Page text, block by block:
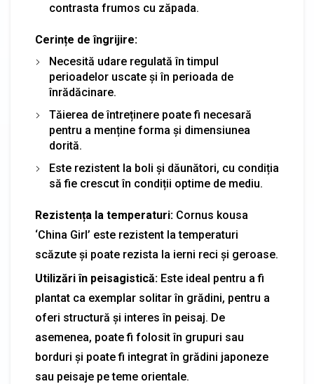
contrasta frumos cu zăpada.
Cerințe de îngrijire:
Necesită udare regulată în timpul
perioadelor uscate și în perioada de
înrădăcinare.
Tăierea de întreținere poate fi necesară
pentru a menține forma și dimensiunea
dorită.
Este rezistent la boli și dăunători, cu condiția
să fie crescut în condiții optime de mediu.
Rezistența la temperaturi: Cornus kousa
‘China Girl’ este rezistent la temperaturi
scăzute și poate rezista la ierni reci și geroase.
Utilizări în peisagistică: Este ideal pentru a fi
plantat ca exemplar solitar în grădini, pentru a
oferi structură și interes în peisaj. De
asemenea, poate fi folosit în grupuri sau
borduri și poate fi integrat în grădini japoneze
sau peisaje pe teme orientale.